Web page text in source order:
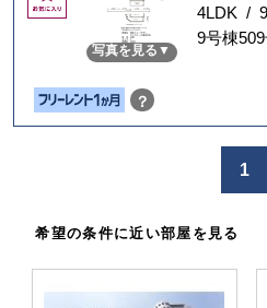
気
写真を見る
4LDK /
9号棟
？
1
希望の条件に近い部屋を見る